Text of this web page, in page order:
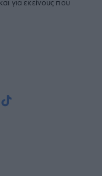
για εκείνους που